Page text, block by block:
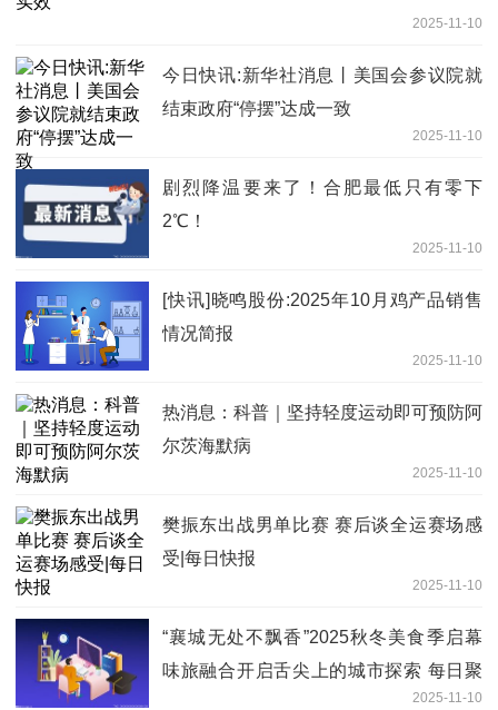
2025-11-10
今日快讯:新华社消息丨美国会参议院就
结束政府“停摆”达成一致
2025-11-10
剧烈降温要来了！合肥最低只有零下
2℃！
2025-11-10
[快讯]晓鸣股份:2025年10月鸡产品销售
情况简报
2025-11-10
热消息：科普｜坚持轻度运动即可预防阿
尔茨海默病
2025-11-10
樊振东出战男单比赛 赛后谈全运赛场感
受|每日快报
2025-11-10
“襄城无处不飘香”2025秋冬美食季启幕
味旅融合开启舌尖上的城市探索 每日聚
2025-11-10